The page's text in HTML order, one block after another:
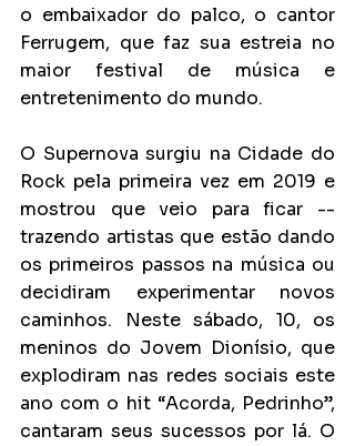
o embaixador do palco, o cantor
Ferrugem, que faz sua estreia no
maior festival de música e
entretenimento do mundo.
O Supernova surgiu na Cidade do
Rock pela primeira vez em 2019 e
mostrou que veio para ficar --
trazendo artistas que estão dando
os primeiros passos na música ou
decidiram experimentar novos
caminhos. Neste sábado, 10, os
meninos do Jovem Dionísio, que
explodiram nas redes sociais este
ano com o hit “Acorda, Pedrinho”,
cantaram seus sucessos por lá. O